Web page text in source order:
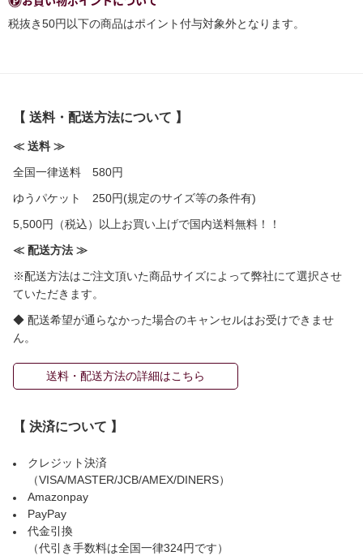
税抜き50円以下の商品はポイント付与対象外となります。
【 送料・配送方法について 】
≪ 送料 ≫
全国一律送料 580円
ゆうパケット 250円(規定のサイズ等の条件有)
5,500円（税込）以上お買い上げで国内送料無料！！
≪ 配送方法 ≫
※配送方法はご注文頂いた商品サイズによって弊社にて選択させ
ていただきます。
◆ 配送希望が通らなかった場合のキャンセルはお受けできませ
ん。
送料・配送方法の詳細はこちら
【 決済について 】
クレジット決済
（VISA/MASTER/JCB/AMEX/DINERS）
Amazonpay
PayPay
代金引換
（代引き手数料は全国一律324円です）